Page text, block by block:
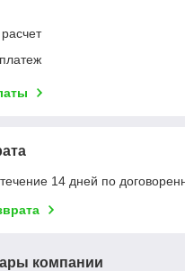
14 дней по
компании